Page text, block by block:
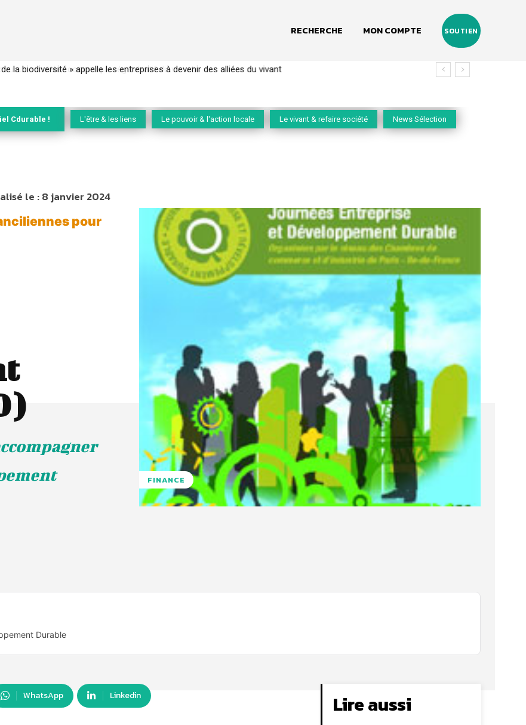
RECHERCHE MON COMPTE SOUTIEN
de la biodiversité » appelle les entreprises à devenir des alliées du vivant
Cdurable ! L'être & les liens Le pouvoir & l'action locale Le vivant & refaire société News Sélection
le :8 janvier 2024
pour
FINANCE
Durable
WhatsApp Linkedin Lire aussi